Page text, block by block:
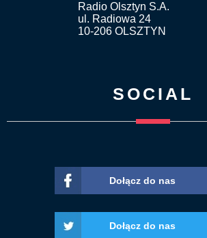
Radio Olsztyn S.A.
ul. Radiowa 24
10-206 OLSZTYN
SOCIAL
Dołącz do nas
Dołącz do nas